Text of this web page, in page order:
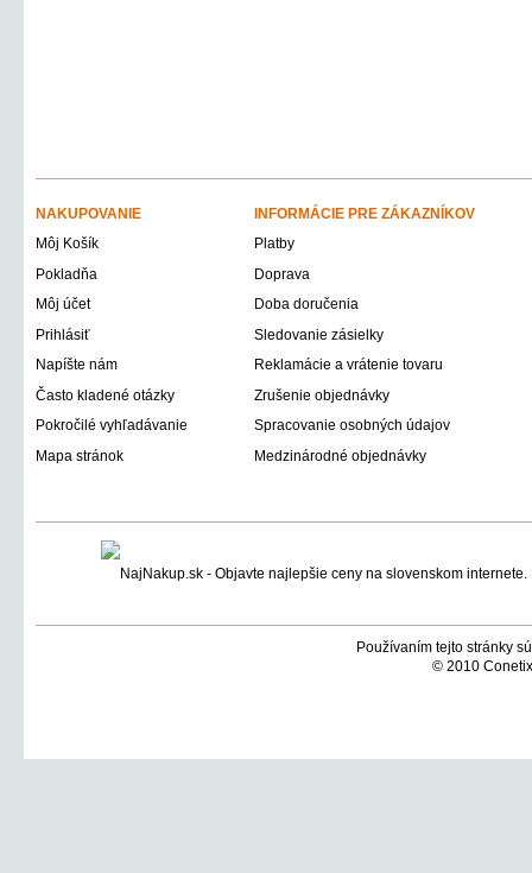
NAKUPOVANIE
INFORMÁCIE PRE ZÁKAZNÍKOV
Môj Košík
Platby
Pokladňa
Doprava
Môj účet
Doba doručenia
Prihlásiť
Sledovanie zásielky
Napíšte nám
Reklamácie a vrátenie tovaru
Často kladené otázky
Zrušenie objednávky
Pokročilé vyhľadávanie
Spracovanie osobných údajov
Mapa stránok
Medzinárodné objednávky
Používaním tejto stránky
© 2010